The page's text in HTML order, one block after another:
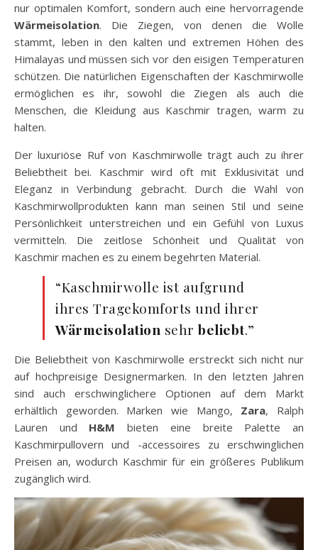
nur optimalen Komfort, sondern auch eine hervorragende
Wärmeisolation. Die Ziegen, von denen die Wolle
stammt, leben in den kalten und extremen Höhen des
Himalayas und müssen sich vor den eisigen Temperaturen
schützen. Die natürlichen Eigenschaften der Kaschmirwolle
ermöglichen es ihr, sowohl die Ziegen als auch die
Menschen, die Kleidung aus Kaschmir tragen, warm zu
halten.
Der luxuriöse Ruf von Kaschmirwolle trägt auch zu ihrer
Beliebtheit bei. Kaschmir wird oft mit Exklusivität und
Eleganz in Verbindung gebracht. Durch die Wahl von
Kaschmirwollprodukten kann man seinen Stil und seine
Persönlichkeit unterstreichen und ein Gefühl von Luxus
vermitteln. Die zeitlose Schönheit und Qualität von
Kaschmir machen es zu einem begehrten Material.
“Kaschmirwolle ist aufgrund
ihres Tragekomforts und ihrer
Wärmeisolation sehr beliebt.”
Die Beliebtheit von Kaschmirwolle erstreckt sich nicht nur
auf hochpreisige Designermarken. In den letzten Jahren
sind auch erschwinglichere Optionen auf dem Markt
erhältlich geworden. Marken wie Mango, Zara, Ralph
Lauren und H&M bieten eine breite Palette an
Kaschmirpullovern und -accessoires zu erschwinglichen
Preisen an, wodurch Kaschmir für ein größeres Publikum
zugänglich wird.